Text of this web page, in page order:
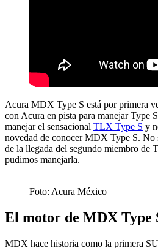
Acura MDX Type S está por primera
con Acura en pista para manejar Type
manejar el sensacional TLX Type S y
novedad de conocer MDX Type S. No
de la llegada del segundo miembro de
pudimos manejarla.
Foto: Acura México
El motor de MDX Type
MDX hace historia como la primera